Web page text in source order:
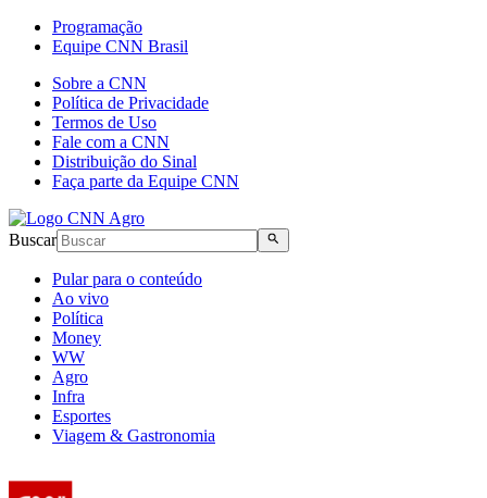
Programação
Equipe CNN Brasil
Sobre a CNN
Política de Privacidade
Termos de Uso
Fale com a CNN
Distribuição do Sinal
Faça parte da Equipe CNN
Buscar
Pular para o conteúdo
Ao vivo
Política
Money
WW
Agro
Infra
Esportes
Viagem & Gastronomia